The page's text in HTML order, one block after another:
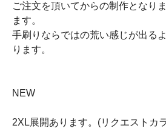
ご注文を頂いてからの制作となり
ます。
手刷りならではの荒い感じが出る
ります。
NEW
2XL展開あります。(リクエストカ